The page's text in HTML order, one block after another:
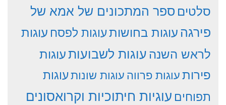
סלטים ספר המתכונים של אמא של
פירגהעוגות בחושותעוגות לפסח עוגות
לראש השנהעוגות לשבועותעוגות
פירותעוגות פרווהעוגות שונותעוגות
תפוחים עוגיות חיתוכיות וקרואסונים